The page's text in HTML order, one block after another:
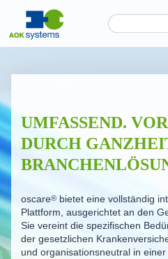
UMFASSEND.
DURCH
oscare® bietet eine vollständig
Plattform, ausgerichtet an den
Sie vereint die spezifischen
der gesetz­lichen
und organi­sa­ti­ons­neutral in einer
Karriere
News
Kontakt
Datenschutz